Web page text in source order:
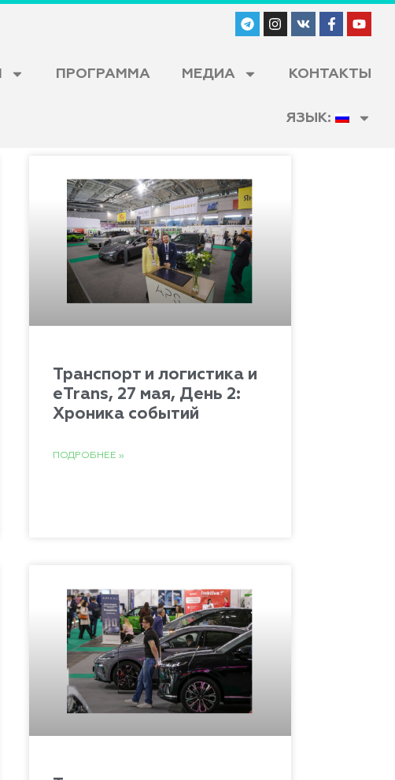
ПРОГРАММА МЕДИА КОНТАКТЫ
ЯЗЫК:
Транспорт и логистика и
eTrans, 27 мая, День 2:
Хроника событий
ПОДРОБНЕЕ »